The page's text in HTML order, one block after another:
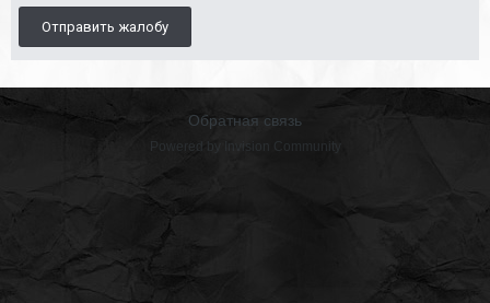
Отправить жалобу
Обратная связь
Powered by Invision Community